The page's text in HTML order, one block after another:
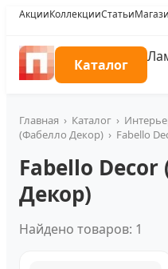
АкцииКоллекцииСтатьи
Каталог
Главная › Каталог ›
(Фабелло Декор) › Fabello
Fabello
Декор)
Найдено товаров: 1